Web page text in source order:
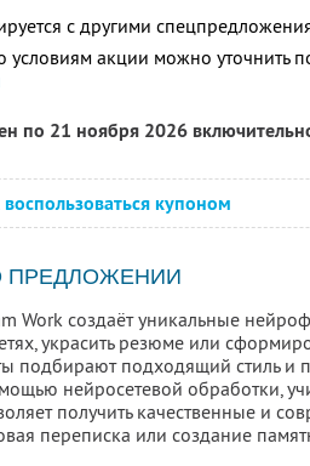
с другими
акции можно уточнить
по 21 ноября 2026
воспользоваться купоном
ПРЕДЛОЖЕНИИ
Work создаёт уникальные
украсить резюме или
подбирают подходящий стиль и
нейросетевой обработки,
получить качественные и
переписка или создание